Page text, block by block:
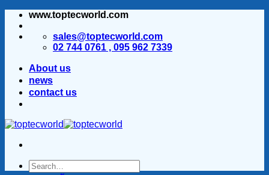
ข้าม
www.toptecworld.com
sales@toptecworld.com
02 744 0761 , 095 962 7339
About us
news
contact us